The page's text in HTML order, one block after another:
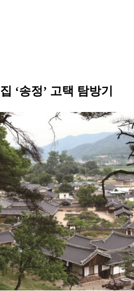
‘송정’ 고택 탐방기